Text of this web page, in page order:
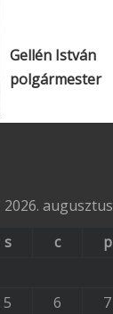
Gellén István
polgármester
2026. augusztus
s c p
5 6 7